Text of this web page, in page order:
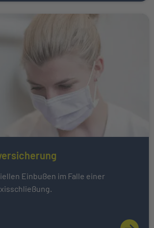
Einbußen im Falle einer
Sie auch interessieren erfahren